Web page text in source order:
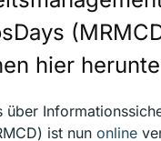
hier
über
ist nun online